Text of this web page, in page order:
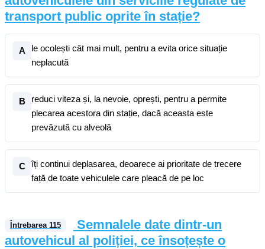
transport public oprite în stație?
A
le ocolești cât mai mult, pentru a evita orice situație
neplacută
B
reduci viteza și, la nevoie, oprești, pentru a permite
plecarea acestora din stație, dacă aceasta este
prevăzută cu alveolă
C
îți continui deplasarea, deoarece ai prioritate de trecere
față de toate vehiculele care pleacă de pe loc
Întrebarea 115
Semnalele date dintr-un
autovehicul al poliției, ce însoțește o